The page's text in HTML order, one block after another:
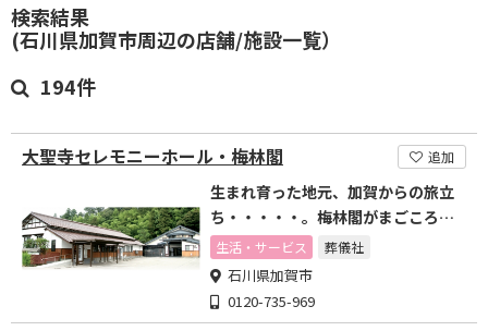
検索結果
(石川県加賀市周辺の店舗/施設一覧）
194件
大聖寺セレモニーホール・梅林閣 追加
生まれ育った地元、加賀からの旅立
ち・・・・・。梅林閣がまごころこ
めてお手伝いします。
生活・サービス 葬儀社
石川県加賀市
0120-735-969